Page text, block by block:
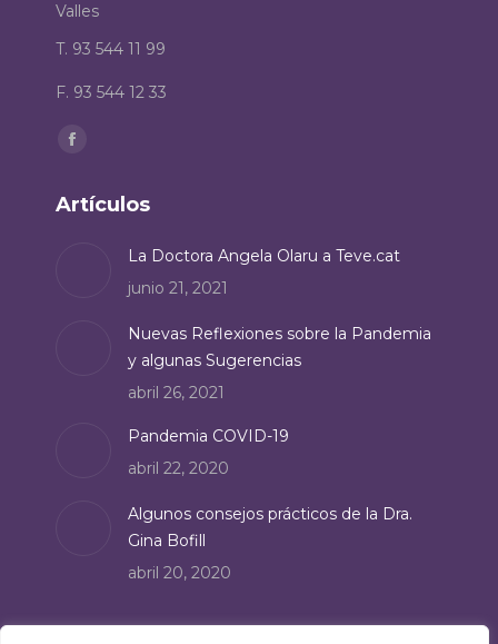
Valles
T. 93 544 11 99
F. 93 544 12 33
Encuéntranos en:
opens
window
Artículos
La Doctora Angela Olaru a Teve.cat
junio 21, 2021
Nuevas Reflexiones sobre la Pandemia
y algunas Sugerencias
abril 26, 2021
Pandemia COVID-19
abril 22, 2020
Algunos consejos prácticos de la Dra.
Gina Bofill
abril 20, 2020